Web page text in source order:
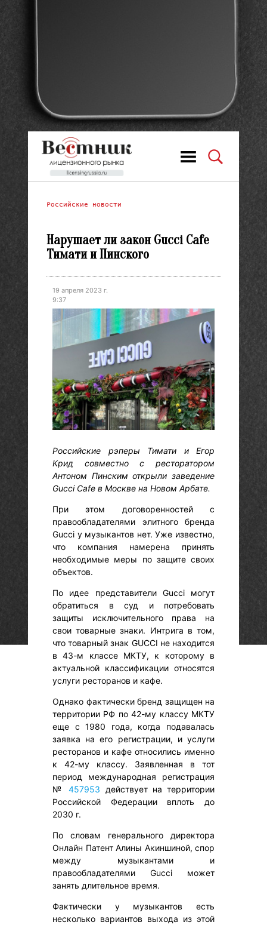
Российские новости
Нарушает ли закон Gucci Cafe
Тимати и Пинского
19 апреля 2023 г.
9:37
Российские рэперы Тимати и Егор
Крид совместно с ресторатором
Антоном Пинским открыли заведение
Gucci Cafe в Москве на Новом Арбате.
При этом договоренностей с
правообладателями элитного бренда
Gucci у музыкантов нет. Уже известно,
что компания намерена принять
необходимые меры по защите своих
объектов.
По идее представители Gucci могут
обратиться в суд и потребовать
защиты исключительного права на
свои товарные знаки. Интрига в том,
что товарный знак GUCCI не находится
в 43-м классе МКТУ, к которому в
актуальной классификации относятся
услуги ресторанов и кафе.
Однако фактически бренд защищен на
территории РФ по 42-му классу МКТУ
еще с 1980 года, когда подавалась
заявка на его регистрации, и услуги
ресторанов и кафе относились именно
к 42-му классу. Заявленная в тот
период международная регистрация
№457953 действует на территории
Российской Федерации вплоть до
2030 г.
По словам генерального директора
Онлайн Патент Алины Акиншиной, спор
между музыкантами и
правообладателями Gucci может
занять длительное время.
Фактически у музыкантов есть
несколько вариантов выхода из этой